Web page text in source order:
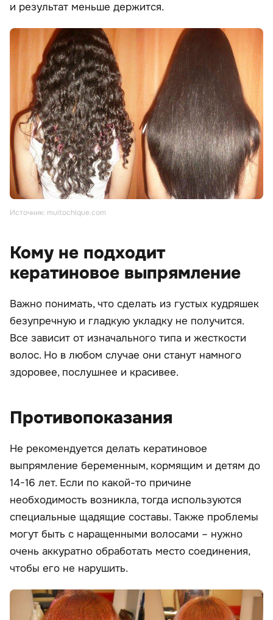
и результат меньше держится.
Источник: muitochique.com
Кому не подходит
кератиновое выпрямление
Важно понимать, что сделать из густых кудряшек
безупречную и гладкую укладку не получится.
Все зависит от изначального типа и жесткости
волос. Но в любом случае они станут намного
здоровее, послушнее и красивее.
Противопоказания
Не рекомендуется делать кератиновое
выпрямление беременным, кормящим и детям до
14-16 лет. Если по какой-то причине
необходимость возникла, тогда используются
специальные щадящие составы. Также проблемы
могут быть с наращенными волосами – нужно
очень аккуратно обработать место соединения,
чтобы его не нарушить.